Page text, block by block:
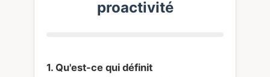
proactivité
1. Qu'est-ce qui définit